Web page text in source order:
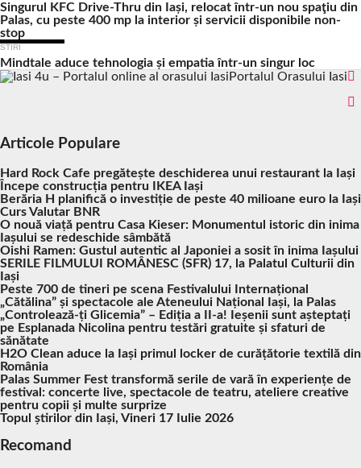
Singurul KFC Drive-Thru din Iași, relocat într-un nou spaţiu din
Palas, cu peste 400 mp la interior și servicii disponibile non-
stop
STIRI
Mindtale aduce tehnologia și empatia într-un singur loc
Portalul Orasului Iasi
Articole Populare
Hard Rock Cafe pregătește deschiderea unui restaurant la Iași
Începe construcția pentru IKEA Iași
Berăria H planifică o investiție de peste 40 milioane euro la Iași
Curs Valutar BNR
O nouă viață pentru Casa Kieser: Monumentul istoric din inima
Iașului se redeschide sâmbătă
Oishi Ramen: Gustul autentic al Japoniei a sosit în inima Iașului
SERILE FILMULUI ROMÂNESC (SFR) 17, la Palatul Culturii din
Iași
Peste 700 de tineri pe scena Festivalului Internațional
„Cătălina” și spectacole ale Ateneului Național Iași, la Palas
„Controlează-ți Glicemia” – Ediția a II-a! Ieșenii sunt așteptați
pe Esplanada Nicolina pentru testări gratuite și sfaturi de
sănătate
H2O Clean aduce la Iași primul locker de curățătorie textilă din
România
Palas Summer Fest transformă serile de vară în experiențe de
festival: concerte live, spectacole de teatru, ateliere creative
pentru copii și multe surprize
Topul știrilor din Iași, Vineri 17 Iulie 2026
Recomand